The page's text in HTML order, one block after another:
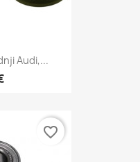
Audi,...
favorite_border